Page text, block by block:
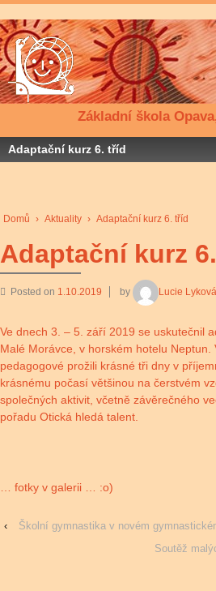
Základní škola
Adaptační kurz 6. tříd
Domů › Aktuality › Adaptační kurz 6. tříd
Adaptační kurz
Posted on 1.10.2019 by Lucie Lyková
Ve dnech 3. – 5. září 2019 se uskutečnil
Malé Morávce, v horském hotelu Neptun.
pedagogové prožili krásné tři dny v
krásnému počasí většinou na čerstvém
společných aktivit, včetně závěrečného
pořadu Otická hledá talent.
… fotky v galerii … :o)
‹
Školní gymnastika v novém
Soutěž